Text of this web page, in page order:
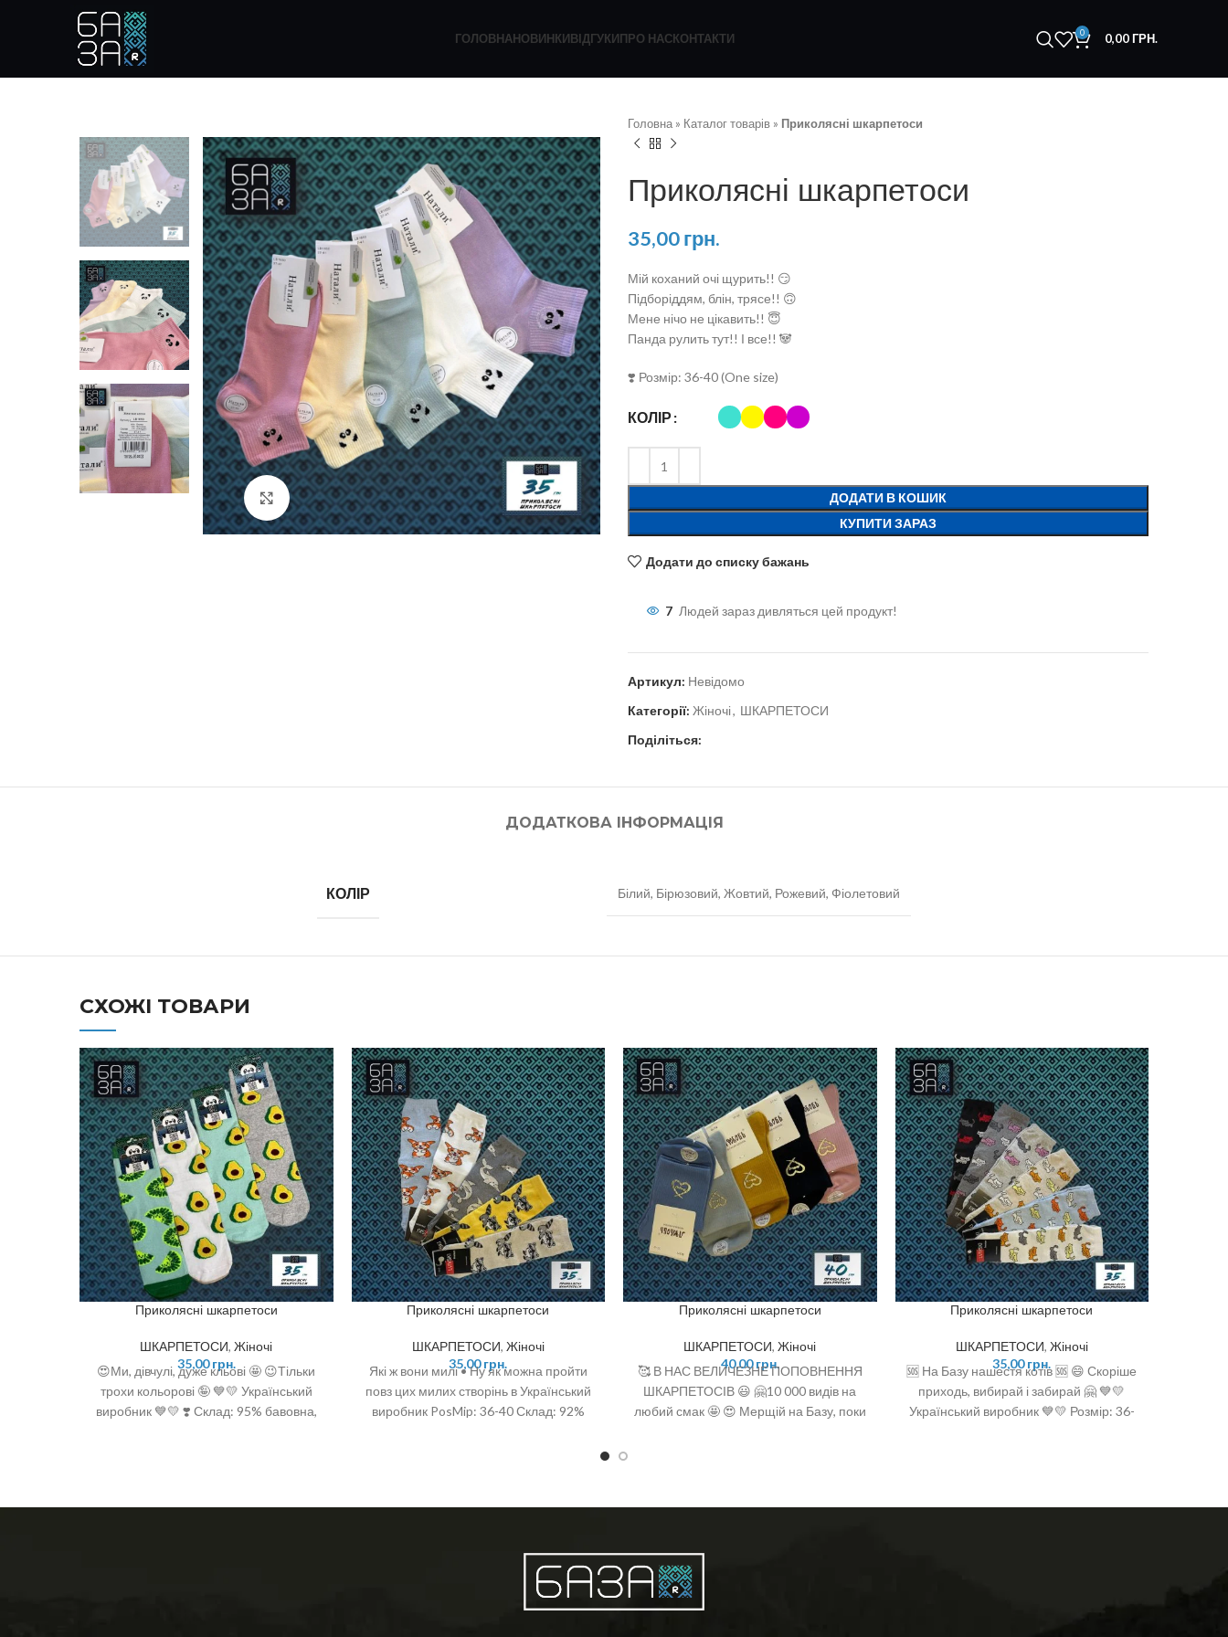
ГОЛОВНАНОВИНКИВІДГУКИПРО НАСКОНТАКТИ 0 0,00ГРН.
Натисніть, щоб збільшити
Головна » Каталог товарів » Приколясні шкарпетоси
Приколясні шкарпетоси
35,00грн.
Мій коханий очі щурить!! 😏
Підборіддям, блін, трясе!! 🙃
Мене нічо не цікавить!! 😇
Панда рулить тут!! І все!! 🐼
❣️ Розмір: 36-40 (One size)
КОЛІР
ДОДАТИ В КОШИК
КУПИТИ ЗАРАЗ
Додати до списку бажань
7 Людей зараз дивляться цей продукт!
Артикул: Невідомо
Категорії: Жіночі, ШКАРПЕТОСИ
Поділіться:
ДОДАТКОВА ІНФОРМАЦІЯ
КОЛІР Білий, Бірюзовий, Жовтий, Рожевий, Фіолетовий
СХОЖІ ТОВАРИ
Приколясні шкарпетоси
ШКАРПЕТОСИ,Жіночі
35,00грн.
😍Ми, дівчулі, дуже кльові 🤩 😉Тільки
трохи кольорові 🤪 💙💛 Український
виробник 💙💛 ❣️ Склад: 95% бавовна,
Приколясні шкарпетоси
ШКАРПЕТОСИ, Жіночі
35,00грн.
Які ж вони милі • Ну як можна пройти
повз цих милих створінь в Український
виробник PosMip: 36-40 Склад: 92%
Приколясні шкарпетоси
ШКАРПЕТОСИ,Жіночі
40,00грн.
🥰 В НАС ВЕЛИЧЕЗНЕ ПОПОВНЕННЯ
ШКАРПЕТОСІВ 😃 🤗10 000 видів на
любий смак 🤩 😍 Мерщій на Базу, поки
Приколясні шкарпетоси
ШКАРПЕТОСИ, Жіночі
35,00грн.
🆘 На Базу нашестя котів 🆘 😄 Скоріше
приходь, вибирай і забирай 🤗 💙💛
Український виробник 💙💛 Розмір: 36-